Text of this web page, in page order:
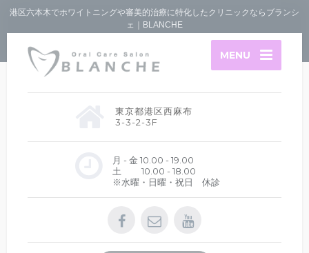
港区六本木でホワイトニングや審美的治療に特化したクリニックならブランシ
ェ｜BLANCHE
MENU
東京都港区西麻布
3-3-2-3F
月 - 金 10.00 - 19.00
土 10.00 - 18.00
※水曜・日曜・祝日 休診